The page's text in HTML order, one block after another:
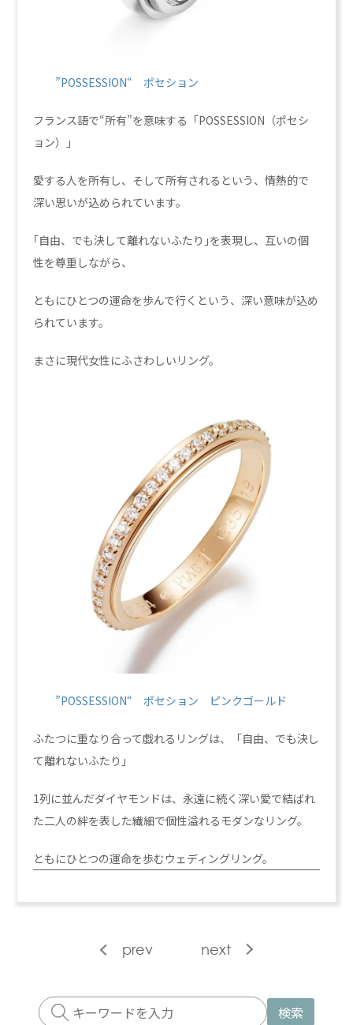
”POSSESSION“ ポセション
フランス語で“所有”を意味する「POSSESSION（ポセシ
ョン）」
愛する人を所有し、そして所有されるという、情熱的で
深い思いが込められています。
｢自由、でも決して離れないふたり｣を表現し、互いの個
性を尊重しながら、
ともにひとつの運命を歩んで行くという、深い意味が込め
られています。
まさに現代女性にふさわしいリング。
”POSSESSION“ ポセション ピンクゴールド
ふたつに重なり合って戯れるリングは、「自由、でも決し
て離れないふたり」
1列に並んだダイヤモンドは、永遠に続く深い愛で結ばれ
た二人の絆を表した繊細で個性溢れるモダンなリング。
ともにひとつの運命を歩むウェディングリング。
prev next
検索